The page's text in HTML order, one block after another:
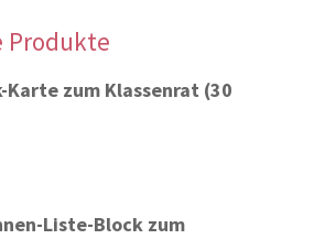
Produkte
Karte zum Klassenrat (30
Liste-Block zum